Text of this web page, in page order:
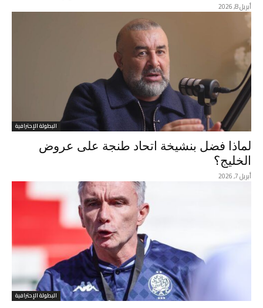
أبريل 8, 2026
البطولة الإحترافية
لماذا فضل بنشيخة اتحاد طنجة على عروض
الخليج؟
أبريل 7, 2026
البطولة الإحترافية